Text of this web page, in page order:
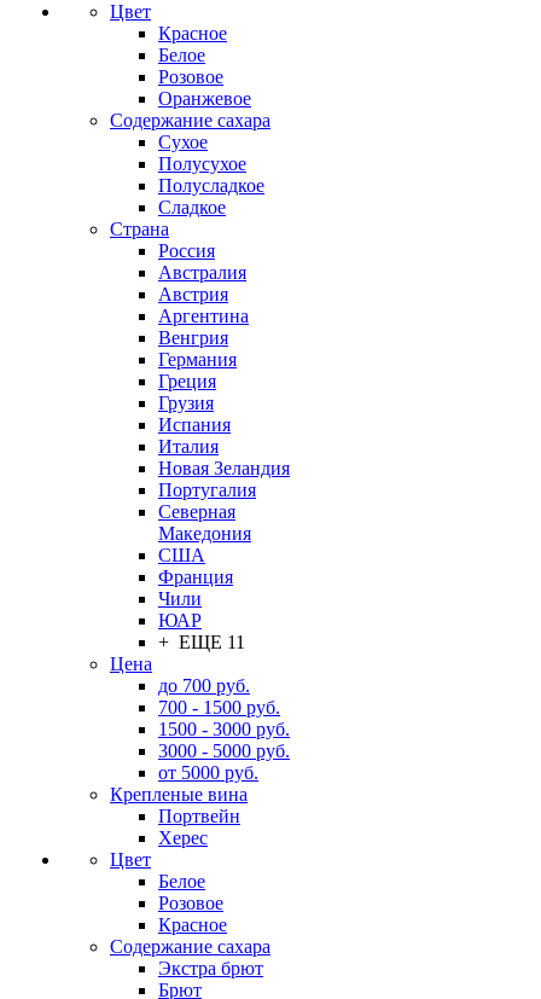
Цвет
Красное
Белое
Розовое
Оранжевое
Содержание сахара
Сухое
Полусухое
Полусладкое
Сладкое
Страна
Россия
Австралия
Австрия
Аргентина
Венгрия
Германия
Греция
Грузия
Испания
Италия
Новая Зеландия
Португалия
Северная
Македония
США
Франция
Чили
ЮАР
+ ЕЩЕ 11
Цена
до 700 руб.
700 - 1500 руб.
1500 - 3000 руб.
3000 - 5000 руб.
от 5000 руб.
Крепленые вина
Портвейн
Херес
Цвет
Белое
Розовое
Красное
Содержание сахара
Экстра брют
Брют